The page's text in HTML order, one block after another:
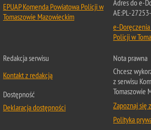
EPUAP Komenda Powiatowa Policji w
Tomaszowie Mazowieckim
Adres do e-
AE:PL-
e-
Policji w
Redakcja serwisu
Kontakt z redakcją
Dostępność
Deklaracja dostępności
Nota prawna
Chcesz
z serwisu
Tomaszowie
Zapoznaj się
Polityka